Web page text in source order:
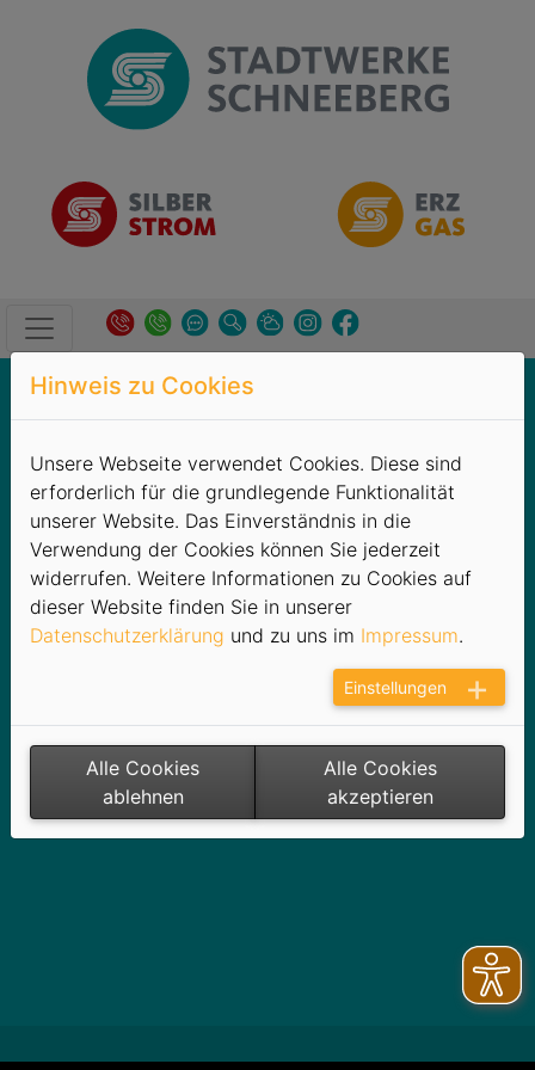
Unternehmen→Veröffentlichungen
Veröffentlichungen
Verbraucherschutz
Marktkommunikation
Allgemeine Veröffentlichungen
Hinweis zu Cookies
Unsere Webseite verwendet Cookies. Diese sind
erforderlich für die grundlegende Funktionalität
unserer Website. Das Einverständnis in die
Verwendung der Cookies können Sie jederzeit
widerrufen. Weitere Informationen zu Cookies auf
dieser Website finden Sie in unserer
Datenschutzerklärung und zu uns im Impressum.
Einstellungen
Alle Cookies
ablehnen
Alle Cookies
akzeptieren